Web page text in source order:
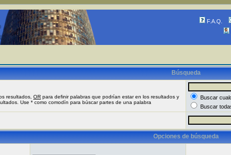
F.A.Q.
Búsqueda
resultados, OR para definir palabras que podrían estar en los resultados y
Use * como comodín para búscar partes de una palabra
Buscar
Buscar
Opciones de búsqueda